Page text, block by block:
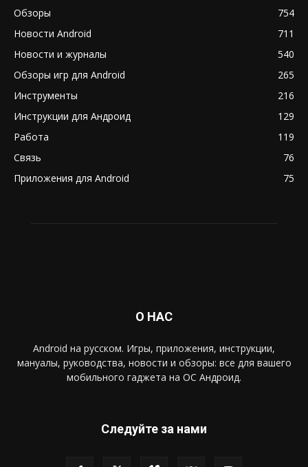
Обзоры
754
Новости Android
711
Новости и журналы
540
Обзоры игр для Android
265
Инструменты
216
Инструкции для Андроид
129
Работа
119
Связь
76
Приложения для Android
75
О НАС
Android на русском. Игры, приложения, инструкции,
мануалы, руководства, новости и обзоры: все для вашего
мобильного гаджета на ОС Андроид.
Следуйте за нами